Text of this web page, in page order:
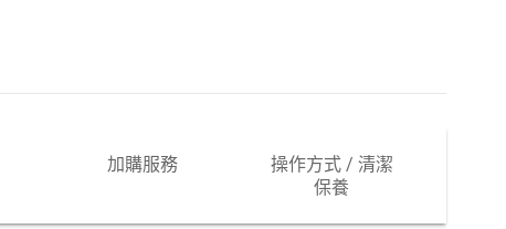
加購服務
操作方式 / 清潔
保養